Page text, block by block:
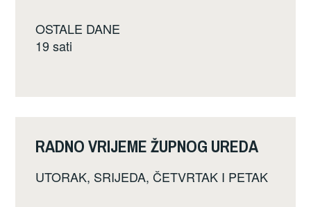
OSTALE DANE
19 sati
RADNO VRIJEME ŽUPNOG UREDA
UTORAK, SRIJEDA, ČETVRTAK I PETAK